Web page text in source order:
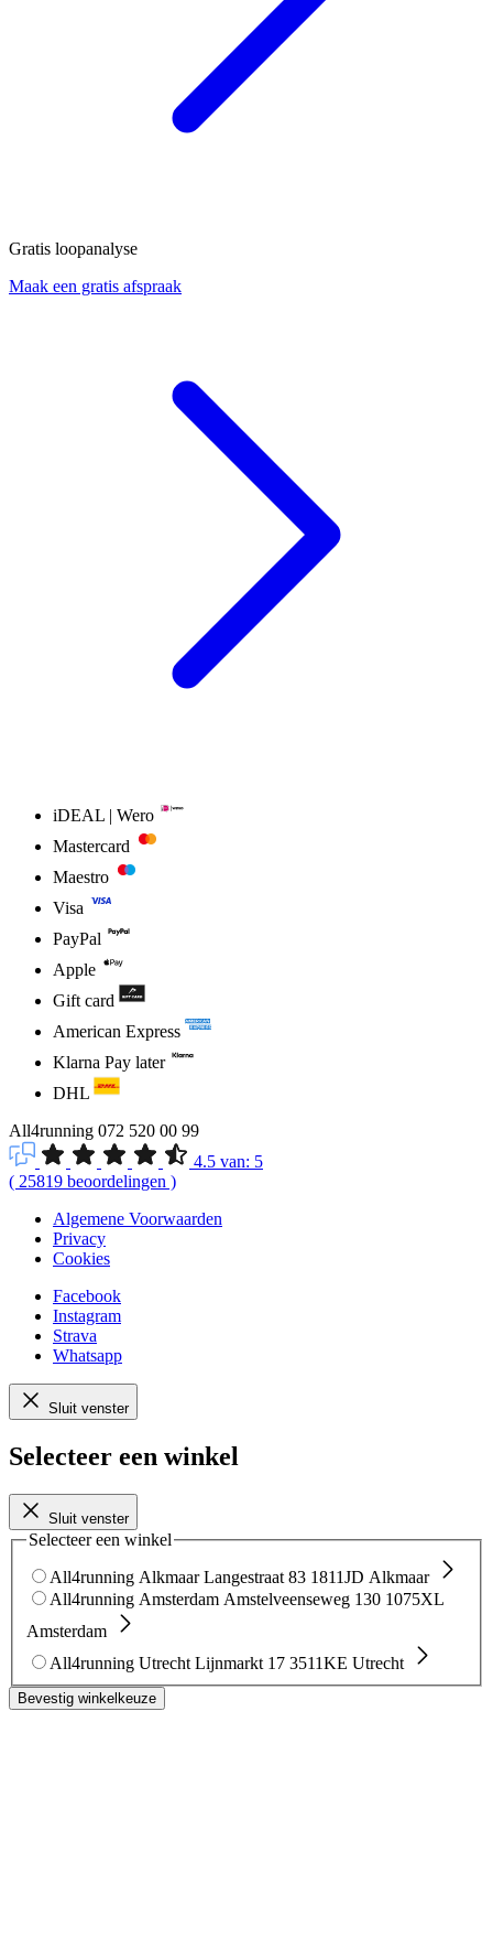
Gratis loopanalyse
Maak een gratis afspraak
iDEAL | Wero
Mastercard
Maestro
Visa
PayPal
Apple
Gift card
American Express
Klarna Pay later
DHL
All4running 072 520 00 99
4.5 van: 5
( 25819 beoordelingen )
Algemene Voorwaarden
Privacy
Cookies
Facebook
Instagram
Strava
Whatsapp
Sluit venster
Selecteer een winkel
Sluit venster
Selecteer een winkel
All4running Alkmaar Langestraat 83 1811JD Alkmaar
All4running Amsterdam Amstelveenseweg 130 1075XL
Amsterdam
All4running Utrecht Lijnmarkt 17 3511KE Utrecht
Bevestig winkelkeuze